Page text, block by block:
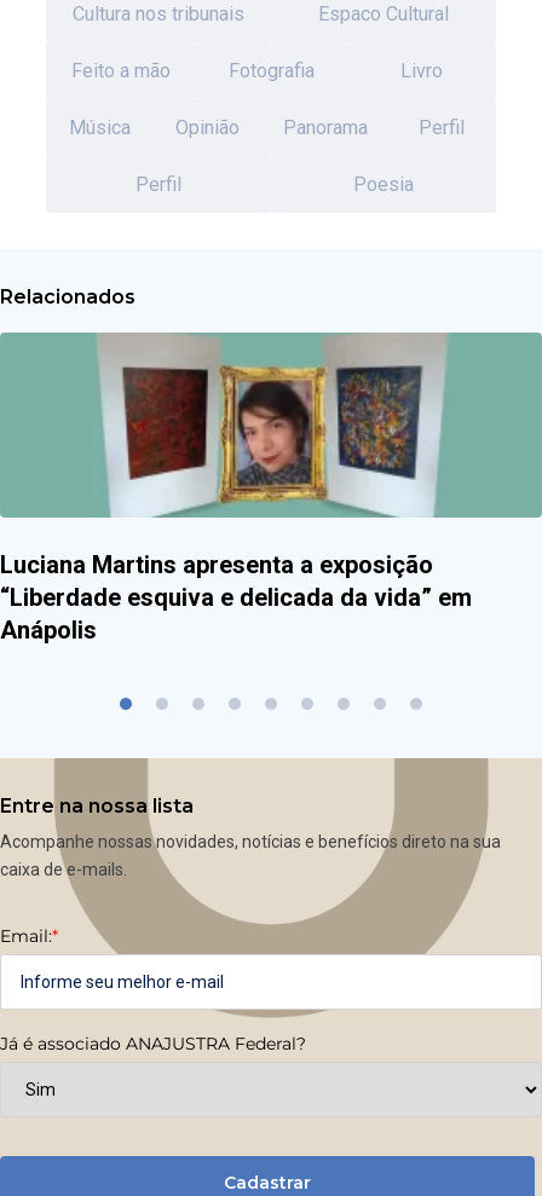
Cultura nos tribunais Espaco Cultural
Feito a mão Fotografia Livro
Música Opinião Panorama Perfil
Perfil Poesia
Relacionados
Luciana Martins apresenta a exposição
“Liberdade esquiva e delicada da vida” em
Anápolis
Entre na nossa lista
Acompanhe nossas novidades, notícias e benefícios direto na sua
caixa de e-mails.
Email:*
Já é associado ANAJUSTRA Federal?
Cadastrar